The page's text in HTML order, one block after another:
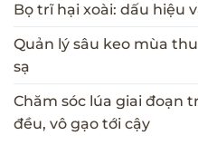
Bọ trĩ hại xoài: dấu hiệu
Quản lý sâu keo mùa
sạ
Chăm sóc lúa giai đoạn
đều, vô gạo tới cậy